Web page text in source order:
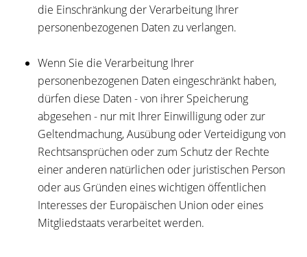
die Einschränkung der Verarbeitung Ihrer
personenbezogenen Daten zu verlangen.
Wenn Sie die Verarbeitung Ihrer
personenbezogenen Daten eingeschränkt haben,
dürfen diese Daten - von ihrer Speicherung
abgesehen - nur mit Ihrer Einwilligung oder zur
Geltendmachung, Ausübung oder Verteidigung von
Rechtsansprüchen oder zum Schutz der Rechte
einer anderen natürlichen oder juristischen Person
oder aus Gründen eines wichtigen öffentlichen
Interesses der Europäischen Union oder eines
Mitgliedstaats verarbeitet werden.